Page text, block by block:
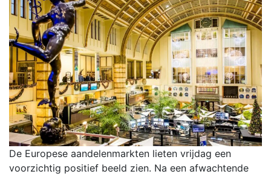
De Europese aandelenmarkten lieten vrijdag een
voorzichtig positief beeld zien. Na een afwachtende